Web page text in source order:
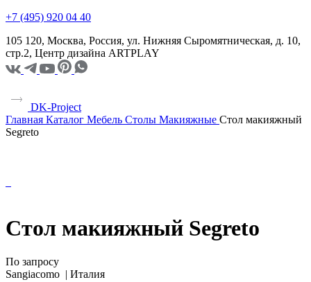
+7 (495) 920 04 40
105 120, Москва, Россия, ул. Нижняя Сыромятническая, д. 10,
стр.2, Центр дизайна ARTPLAY
DK-Project
Главная Каталог Мебель Столы Макияжные Стол макияжный
Segreto
Стол макияжный Segreto
По запросу
Sangiacomo | Италия